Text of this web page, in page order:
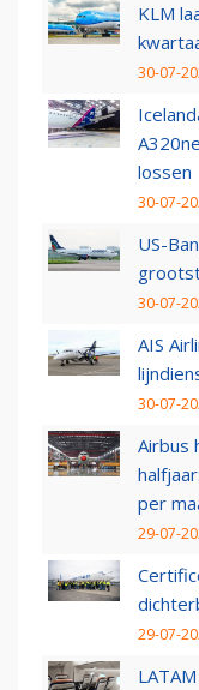
KLM
30-07-
lossen
30-07-
US-
30-07-
AIS
30-07-
Airbus
per
29-07-
29-07-